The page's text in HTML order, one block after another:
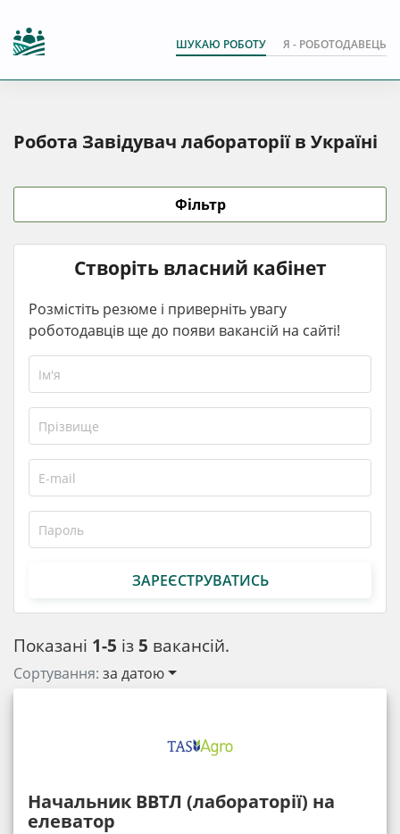
ШУКАЮ РОБОТУ Я - РОБОТОДАВЕЦЬ
Робота Завідувач лабораторії в Україні
Показані 1-5 із 5 вакансій.
Сортування: за датою
Начальник ВВТЛ (лабораторії) на
елеватор
Фільтр
Створіть власний кабінет
Розмістіть резюме і приверніть увагу
роботодавців ще до появи вакансій на сайті!
ЗАРЕЄСТРУВАТИСЬ